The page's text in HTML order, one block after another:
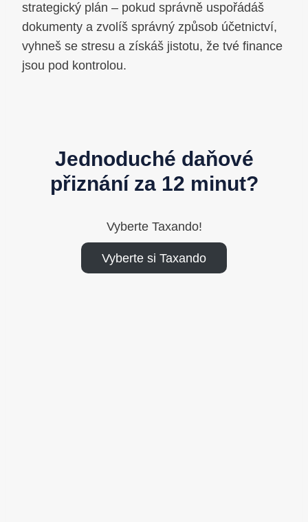
strategický plán – pokud správně uspořádáš
dokumenty a zvolíš správný způsob účetnictví,
vyhneš se stresu a získáš jistotu, že tvé finance
jsou pod kontrolou.
Jednoduché daňové
přiznání za 12 minut?
Vyberte Taxando!
Vyberte si Taxando